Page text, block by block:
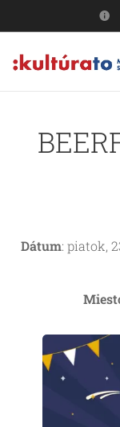
Dátum: piatok,